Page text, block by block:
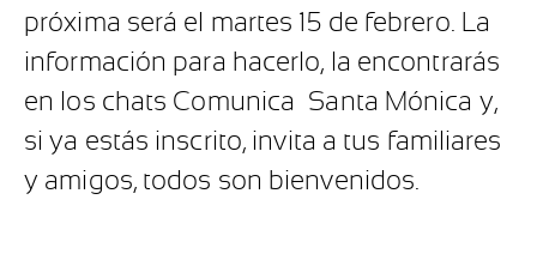
próxima será el martes 15 de febrero. La
información para hacerlo, la encontrarás
en los chats Comunica Santa Mónica y,
si ya estás inscrito, invita a tus familiares
y amigos, todos son bienvenidos.